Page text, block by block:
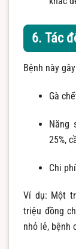
6. Tác
Bệnh này
Gà
Năng
25%,
Chi
Ví dụ: Một
triệu đồng
nhỏ lẻ, bệnh